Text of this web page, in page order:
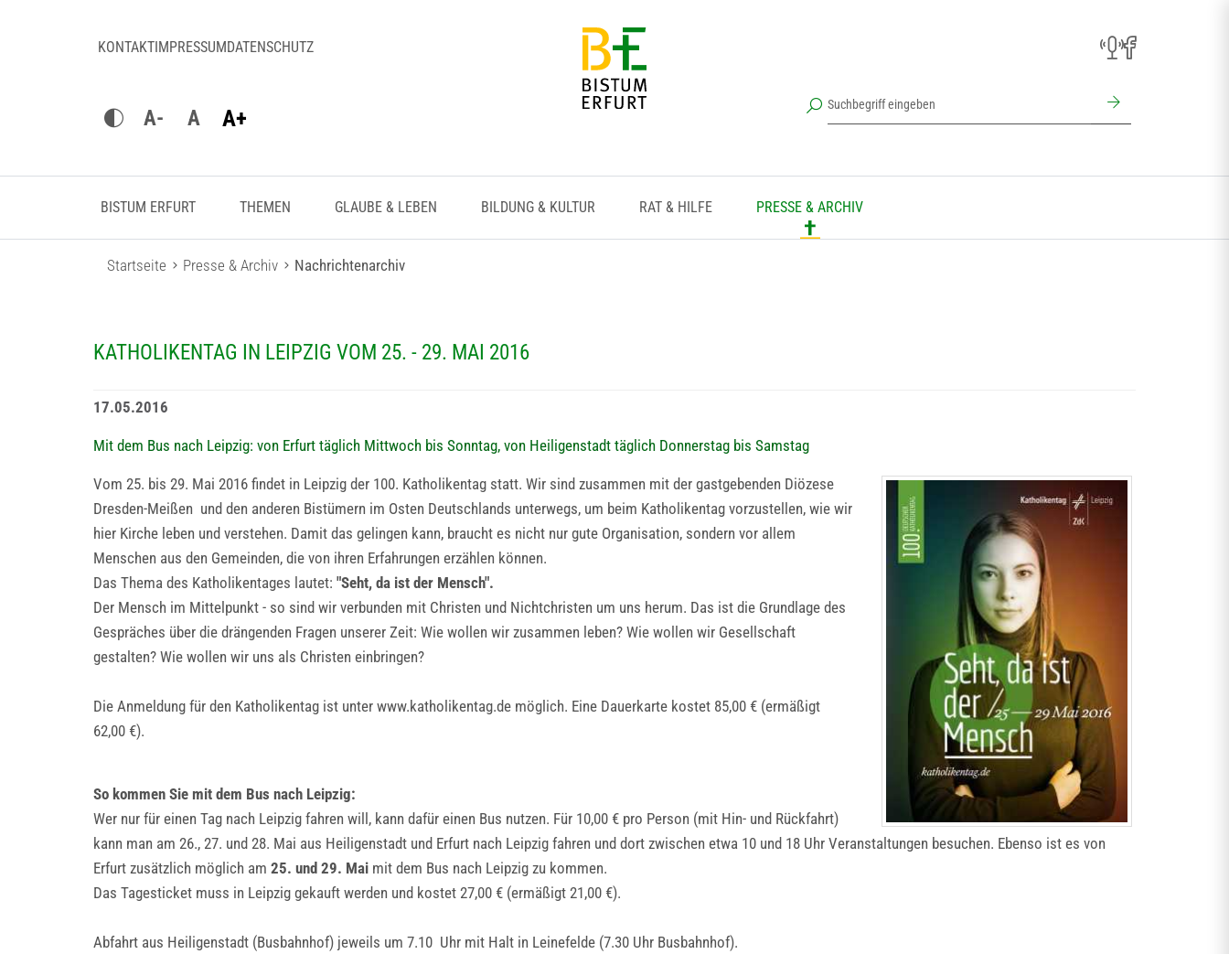
KONTAKTIMPRESSUMDATENSCHUTZ
A- A A+
BISTUM ERFURT THEMEN GLAUBE & LEBEN BILDUNG & KULTUR RAT & HILFE PRESSE & ARCHIV
Startseite Presse & Archiv Nachrichtenarchiv
KATHOLIKENTAG IN LEIPZIG VOM 25. - 29. MAI 2016
17.05.2016
Mit dem Bus nach Leipzig: von Erfurt täglich Mittwoch bis Sonntag, von Heiligenstadt täglich Donnerstag bis Samstag
Vom 25. bis 29. Mai 2016 findet in Leipzig der 100. Katholikentag statt. Wir sind zusammen mit der gastgebenden Diözese
Dresden-Meißen und den anderen Bistümern im Osten Deutschlands unterwegs, um beim Katholikentag vorzustellen, wie wir
hier Kirche leben und verstehen. Damit das gelingen kann, braucht es nicht nur gute Organisation, sondern vor allem
Menschen aus den Gemeinden, die von ihren Erfahrungen erzählen können.
Das Thema des Katholikentages lautet: "Seht, da ist der Mensch".
Der Mensch im Mittelpunkt - so sind wir verbunden mit Christen und Nichtchristen um uns herum. Das ist die Grundlage des
Gespräches über die drängenden Fragen unserer Zeit: Wie wollen wir zusammen leben? Wie wollen wir Gesellschaft
gestalten? Wie wollen wir uns als Christen einbringen?
Die Anmeldung für den Katholikentag ist unter www.katholikentag.de möglich. Eine Dauerkarte kostet 85,00 € (ermäßigt
62,00 €).
So kommen Sie mit dem Bus nach Leipzig:
Wer nur für einen Tag nach Leipzig fahren will, kann dafür einen Bus nutzen. Für 10,00 € pro Person (mit Hin- und Rückfahrt)
kann man am 26., 27. und 28. Mai aus Heiligenstadt und Erfurt nach Leipzig fahren und dort zwischen etwa 10 und 18 Uhr Veranstaltungen besuchen. Ebenso ist es von
Erfurt zusätzlich möglich am 25. und 29. Mai mit dem Bus nach Leipzig zu kommen.
Das Tagesticket muss in Leipzig gekauft werden und kostet 27,00 € (ermäßigt 21,00 €).
Abfahrt aus Heiligenstadt (Busbahnhof) jeweils um 7.10 Uhr mit Halt in Leinefelde (7.30 Uhr Busbahnhof).